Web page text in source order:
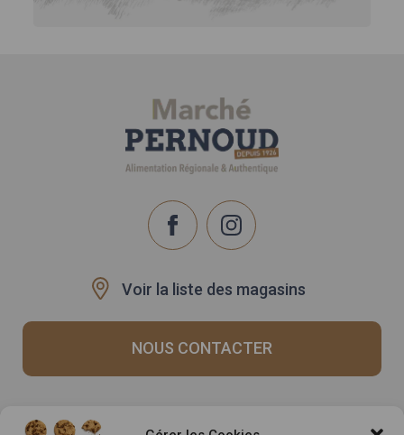
Voir la liste des magasins
NOUS CONTACTER
Recrutement